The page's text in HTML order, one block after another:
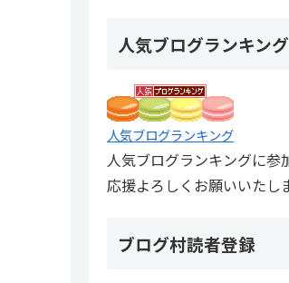
人気ブログランキング
人気ブログランキング
人気ブログランキングに参
応援よろしくお願いいたし
ブログ村読者登録